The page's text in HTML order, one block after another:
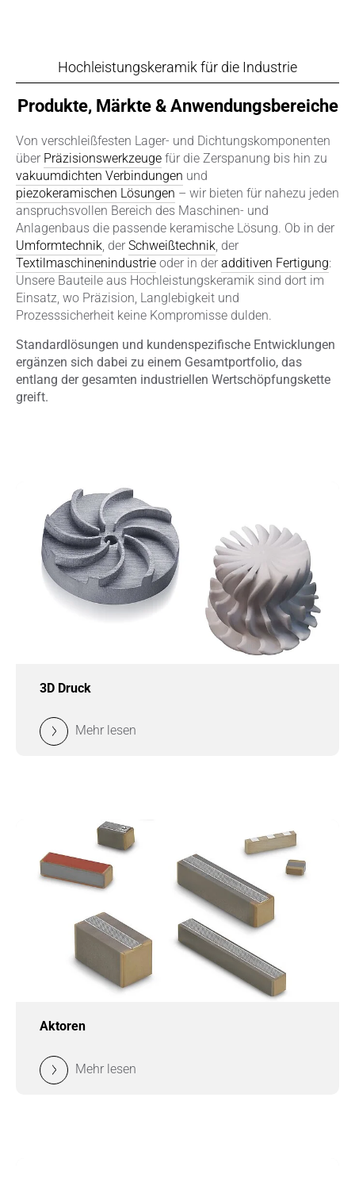
Hochleistungskeramik für die Industrie
Produkte, Märkte & Anwendungsbereiche
Von verschleißfesten Lager- und Dichtungskomponenten
über Präzisionswerkzeuge für die Zerspanung bis hin zu
vakuumdichten Verbindungen und
piezokeramischen Lösungen – wir bieten für nahezu jeden
anspruchsvollen Bereich des Maschinen- und
Anlagenbaus die passende keramische Lösung. Ob in der
Umformtechnik, der Schweißtechnik, der
Textilmaschinenindustrie oder in der additiven Fertigung:
Unsere Bauteile aus Hochleistungskeramik sind dort im
Einsatz, wo Präzision, Langlebigkeit und
Prozesssicherheit keine Kompromisse dulden.
Standardlösungen und kundenspezifische Entwicklungen
ergänzen sich dabei zu einem Gesamtportfolio, das
entlang der gesamten industriellen Wertschöpfungskette
greift.
3D Druck
Mehr lesen
Aktoren
Mehr lesen